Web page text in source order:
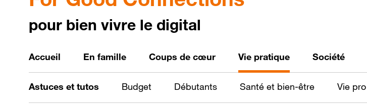
pour bien vivre le digital
Accueil Bien vivre le digital
En famille Coups de cœur Vie pratique Société
Astuces et tutos Budget Débutants Santé et bien-être Vie pro